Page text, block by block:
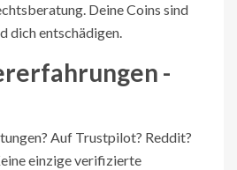
Deine Coins sind
dich entschädigen.
-
Auf Trustpilot? Reddit?
einzige verifizierte